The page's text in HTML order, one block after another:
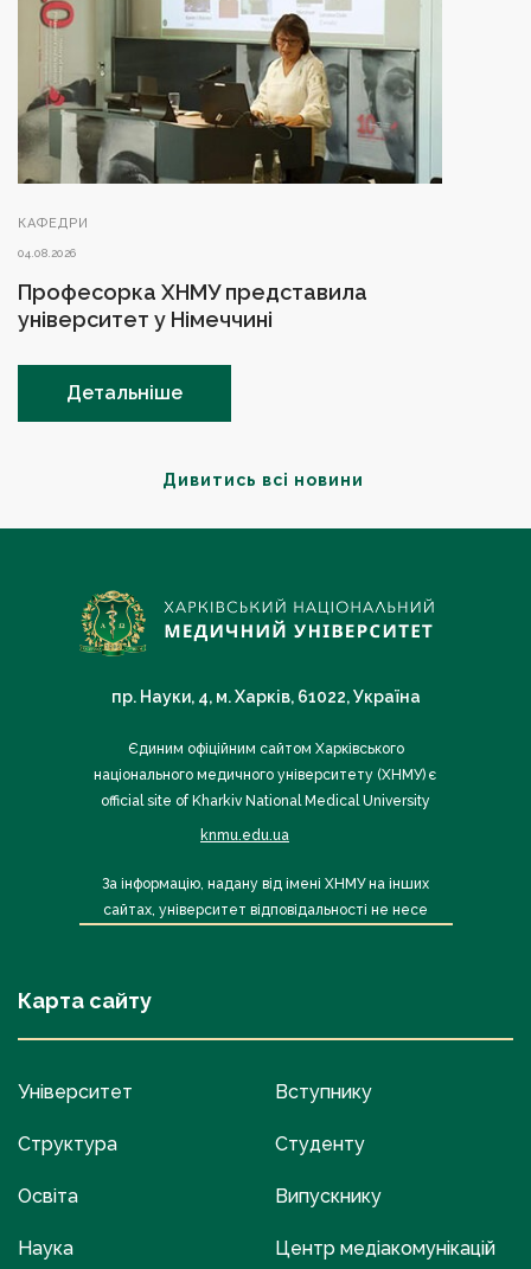
Дивитись всі новини
КАФЕДРИ
04.08.2026
Професорка ХНМУ представила
університет у Німеччині
Детальніше
пр. Науки, 4, м. Харків, 61022, Україна
Єдиним офіційним сайтом Харківського
національного медичного університету (ХНМУ) є
official site of Kharkiv National Medical University
knmu.edu.ua
За інформацію, надану від імені ХНМУ на інших
сайтах, університет відповідальності не несе
Карта сайту
Університет
Структура
Освіта
Наука
Вступнику
Студенту
Випускнику
Центр медіакомунікацій